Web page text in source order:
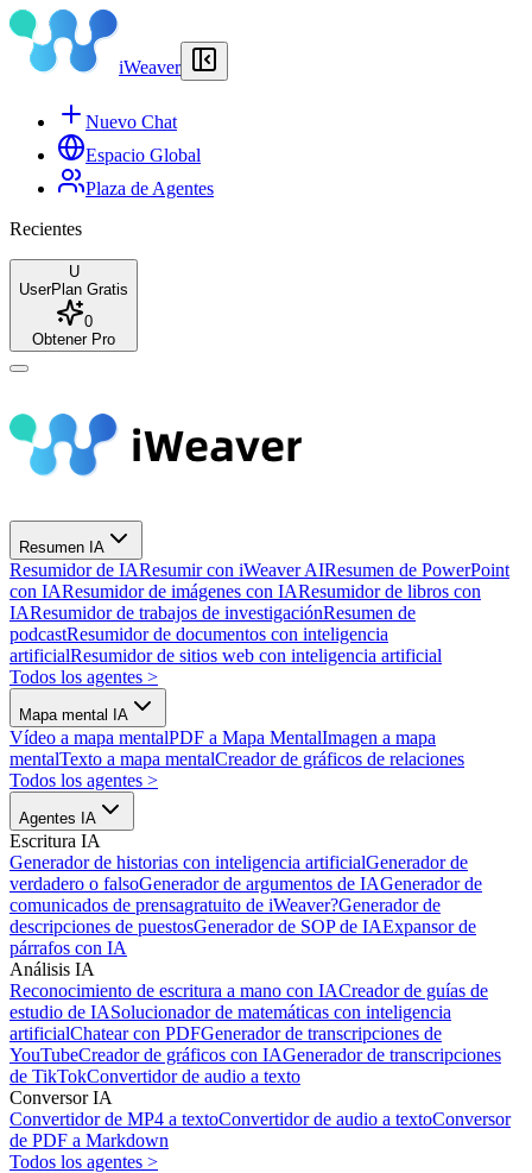
iWeaver
Nuevo Chat
Espacio Global
Plaza de Agentes
Recientes
U
UserPlan Gratis
0
Obtener Pro
Resumen IA
Resumidor de IAResumir con iWeaver AIResumen de PowerPoint
con IAResumidor de imágenes con IAResumidor de libros con
IAResumidor de trabajos de investigaciónResumen de
podcastResumidor de documentos con inteligencia
artificialResumidor de sitios web con inteligencia artificial
Todos los agentes >
Mapa mental IA
Vídeo a mapa mentalPDF a Mapa MentalImagen a mapa
mentalTexto a mapa mentalCreador de gráficos de relaciones
Todos los agentes >
Agentes IA
Escritura IA
Generador de historias con inteligencia artificialGenerador de
verdadero o falsoGenerador de argumentos de IAGenerador de
comunicados de prensagratuito de iWeaver?Generador de
descripciones de puestosGenerador de SOP de IAExpansor de
párrafos con IA
Análisis IA
Reconocimiento de escritura a mano con IACreador de guías de
estudio de IASolucionador de matemáticas con inteligencia
artificialChatear con PDFGenerador de transcripciones de
YouTubeCreador de gráficos con IAGenerador de transcripciones
de TikTokConvertidor de audio a texto
Conversor IA
Convertidor de MP4 a textoConvertidor de audio a textoConversor
de PDF a Markdown
Todos los agentes >